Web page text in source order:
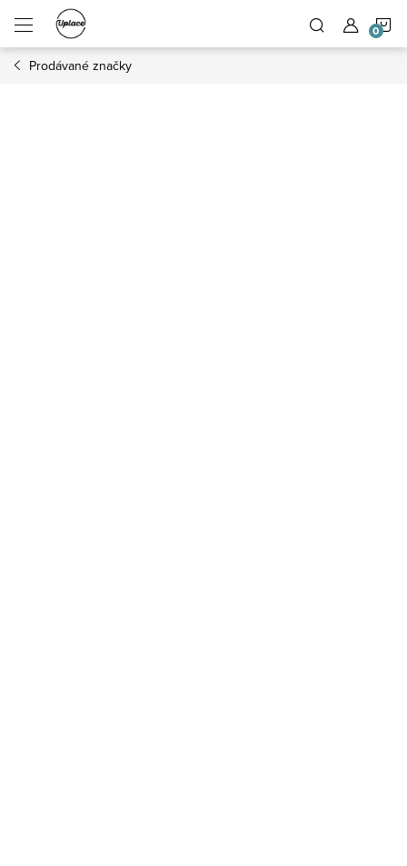
Přejít na obsah
Prodávané značky